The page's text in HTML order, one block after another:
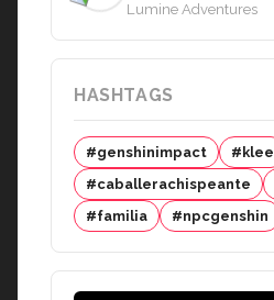
Lumine Adventures
HASHTAGS
#genshinimpact #klee
#caballerachispeante
#familia
#npcgenshin